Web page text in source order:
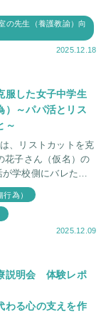
の先生（養護教諭）向
2025.12.18
服した女子中学生
）～パパ活とリス
～
、リストカットを克
花子さん（仮名）の
カットのみなら
バードーズ(OD)する
為）
2025.12.09
説明会 体験レポ
わる心の支えを作